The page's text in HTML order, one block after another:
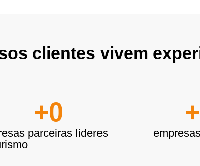
clientes vivem
parceiras líderes
+0 +